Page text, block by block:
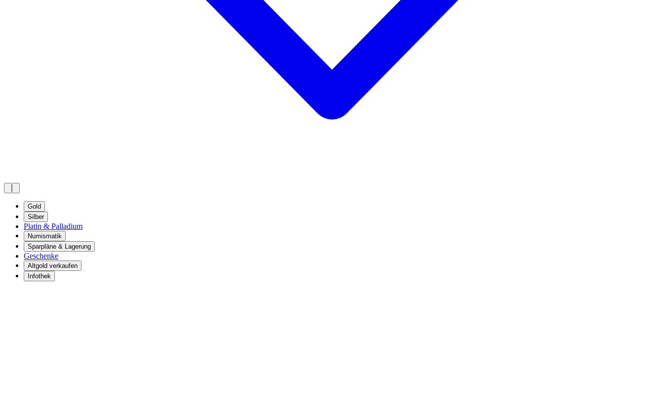
Gold
Silber
Platin & Palladium
Numismatik
Sparpläne & Lagerung
Geschenke
Altgold verkaufen
Infothek